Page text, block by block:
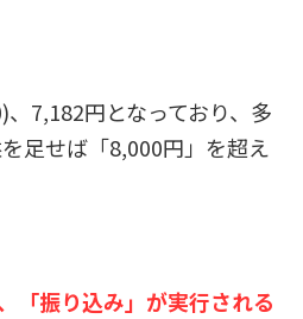
7,182円となっており、多
足せば「8,000円」を超え
「振り込み」が実行される